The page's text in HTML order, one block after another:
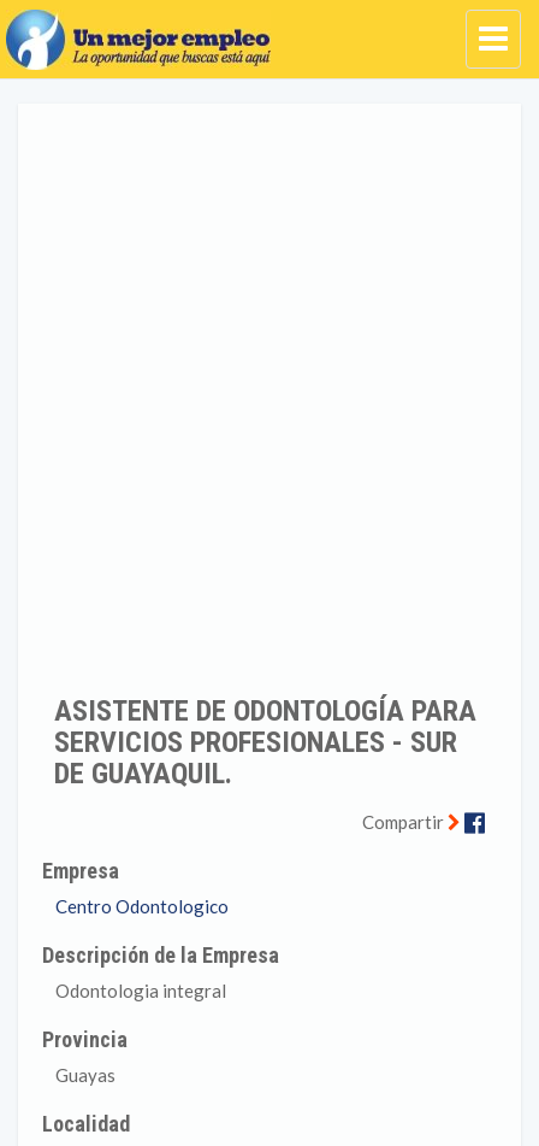
ASISTENTE DE ODONTOLOGÍA PARA
SERVICIOS PROFESIONALES - SUR
DE GUAYAQUIL.
Compartir
Empresa
Centro Odontologico
Descripción de la Empresa
Odontologia integral
Provincia
Guayas
Localidad